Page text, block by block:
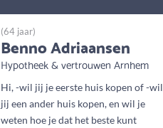
(64 jaar)
Benno Adriaansen
Hypotheek & vertrouwen Arnhem
Hi, -wil jij je eerste huis kopen of -wil
jij een ander huis kopen, en wil je
weten hoe je dat het beste kunt